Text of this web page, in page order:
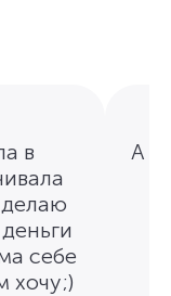
в
себе
хочу;)
А